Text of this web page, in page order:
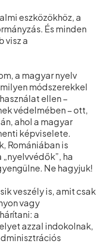
eszközökhöz, a
És minden
visz a
a magyar nyelv
módszerekkel
ellen –
védelmében – ott,
ahol a magyar
képviselete.
Romániában is
ha
Ne hagyjuk!
veszély is, amit csak
vagy
a
azzal indokolnak,